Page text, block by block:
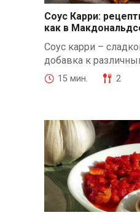
Соус Карри:
как в
Соус карри –
добавка к
15 мин. 2